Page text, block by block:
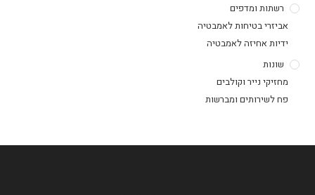
רשתות ומדפים
אביזרי בטיחות לאמבטיה
ידיות אחיזה לאמבטיה
שונות
מחזיקי נייר וקולבים
פח לשירותים ומברשות